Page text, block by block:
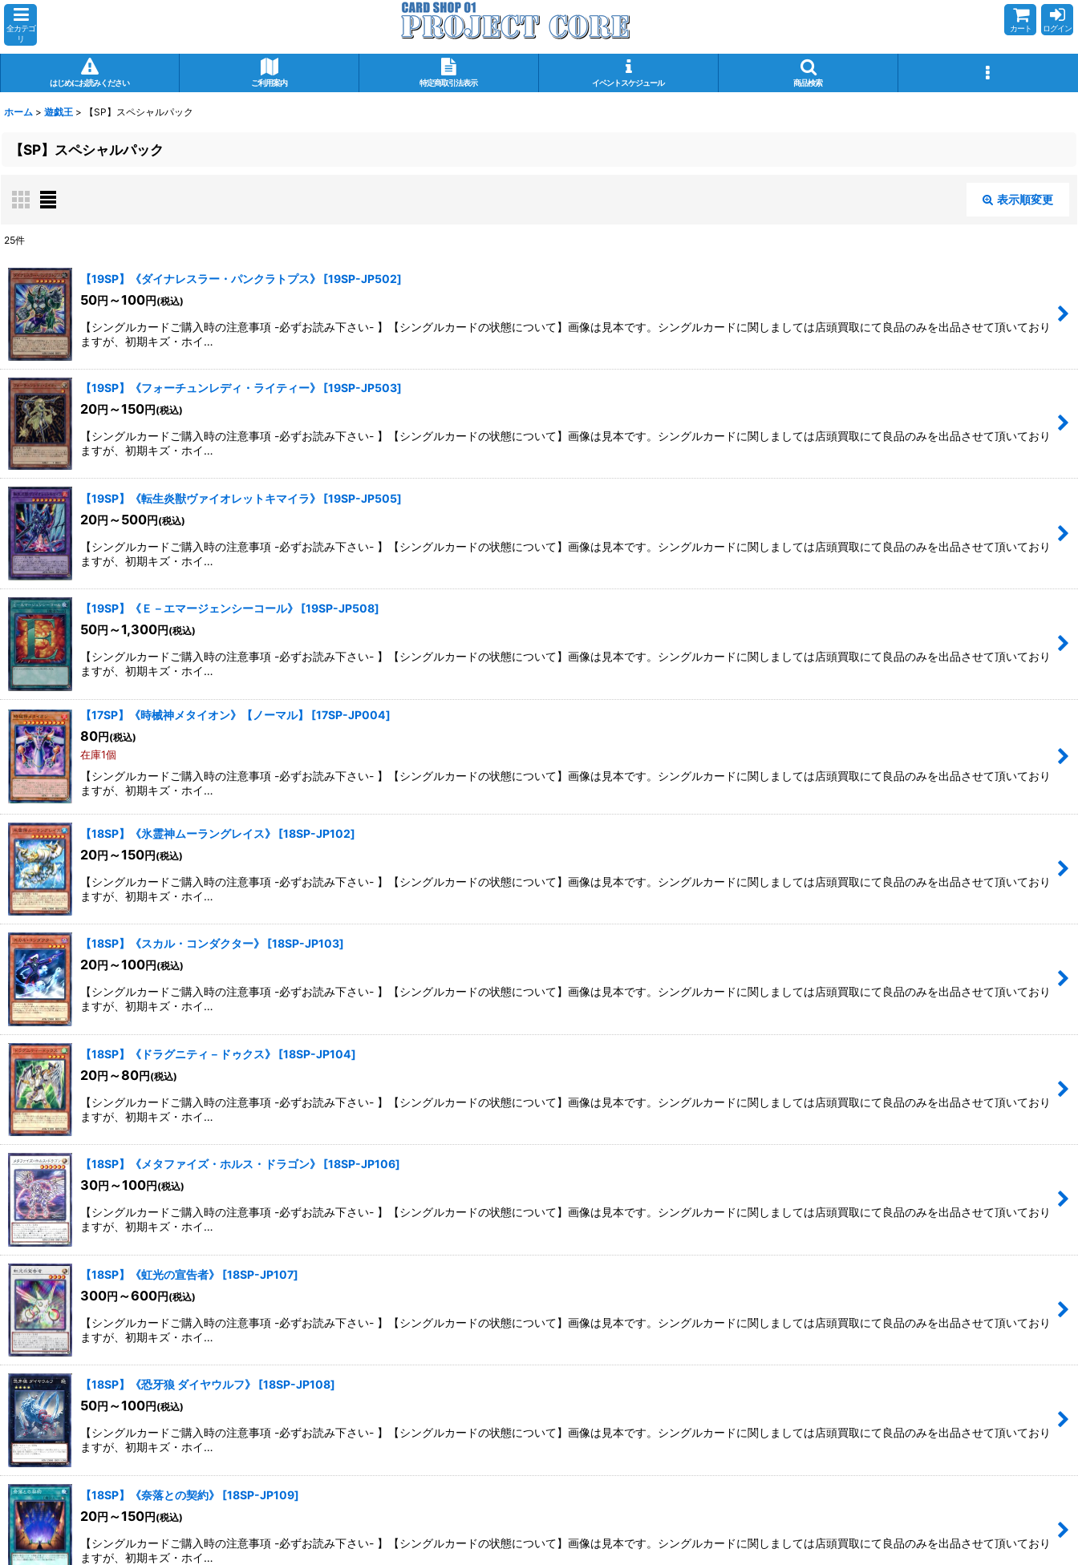
全カテゴ
リ
カート ログイン
はじめにお読みください ご利用案内 特定商取引法表示 イベントスケジュール 商品検索
ホーム > 遊戯王 > 【SP】スペシャルパック
【SP】スペシャルパック
表示順変更
在庫あり
並び順:
25件
【19SP】《ダイナレスラー・パンクラトプス》 [19SP-JP502]
50円 ～100円 (税込)
【シングルカードご購入時の注意事項 -必ずお読み下さい- 】【シングルカードの状態について】画像は見本です。シングルカードに関しましては店頭買取にて良品のみを出品させて頂いており
ますが、初期キズ・ホイ…
【19SP】《フォーチュンレディ・ライティー》 [19SP-JP503]
20円 ～150円 (税込)
【シングルカードご購入時の注意事項 -必ずお読み下さい- 】【シングルカードの状態について】画像は見本です。シングルカードに関しましては店頭買取にて良品のみを出品させて頂いており
ますが、初期キズ・ホイ…
【19SP】《転生炎獣ヴァイオレットキマイラ》 [19SP-JP505]
20円 ～500円(税込)
【シングルカードご購入時の注意事項 -必ずお読み下さい- 】【シングルカードの状態について】画像は見本です。シングルカードに関しましては店頭買取にて良品のみを出品させて頂いており
ますが、初期キズ・ホイ…
【19SP】《Ｅ－エマージェンシーコール》 [19SP-JP508]
50円 ～1,300円 (税込)
【シングルカードご購入時の注意事項 -必ずお読み下さい- 】【シングルカードの状態について】画像は見本です。シングルカードに関しましては店頭買取にて良品のみを出品させて頂いており
ますが、初期キズ・ホイ…
【17SP】《時械神メタイオン》【ノーマル】 [17SP-JP004]
80円(税込)
在庫1個
【シングルカードご購入時の注意事項 -必ずお読み下さい- 】【シングルカードの状態について】画像は見本です。シングルカードに関しましては店頭買取にて良品のみを出品させて頂いており
ますが、初期キズ・ホイ…
【18SP】《氷霊神ムーラングレイス》 [18SP-JP102]
20円 ～150円 (税込)
【シングルカードご購入時の注意事項 -必ずお読み下さい- 】【シングルカードの状態について】画像は見本です。シングルカードに関しましては店頭買取にて良品のみを出品させて頂いており
ますが、初期キズ・ホイ…
【18SP】《スカル・コンダクター》 [18SP-JP103]
20円 ～100円 (税込)
【シングルカードご購入時の注意事項 -必ずお読み下さい- 】【シングルカードの状態について】画像は見本です。シングルカードに関しましては店頭買取にて良品のみを出品させて頂いており
ますが、初期キズ・ホイ…
【18SP】《ドラグニティ－ドゥクス》 [18SP-JP104]
20円 ～80円 (税込)
【シングルカードご購入時の注意事項 -必ずお読み下さい- 】【シングルカードの状態について】画像は見本です。シングルカードに関しましては店頭買取にて良品のみを出品させて頂いており
ますが、初期キズ・ホイ…
【18SP】《メタファイズ・ホルス・ドラゴン》 [18SP-JP106]
30円 ～100円 (税込)
【シングルカードご購入時の注意事項 -必ずお読み下さい- 】【シングルカードの状態について】画像は見本です。シングルカードに関しましては店頭買取にて良品のみを出品させて頂いており
ますが、初期キズ・ホイ…
【18SP】《虹光の宣告者》 [18SP-JP107]
300円 ～600円 (税込)
【シングルカードご購入時の注意事項 -必ずお読み下さい- 】【シングルカードの状態について】画像は見本です。シングルカードに関しましては店頭買取にて良品のみを出品させて頂いており
ますが、初期キズ・ホイ…
【18SP】《恐牙狼 ダイヤウルフ》 [18SP-JP108]
50円 ～100円 (税込)
【シングルカードご購入時の注意事項 -必ずお読み下さい- 】【シングルカードの状態について】画像は見本です。シングルカードに関しましては店頭買取にて良品のみを出品させて頂いており
ますが、初期キズ・ホイ…
【18SP】《奈落との契約》 [18SP-JP109]
20円 ～150円 (税込)
【シングルカードご購入時の注意事項 -必ずお読み下さい- 】【シングルカードの状態について】画像は見本です。シングルカードに関しましては店頭買取にて良品のみを出品させて頂いており
ますが、初期キズ・ホイ…